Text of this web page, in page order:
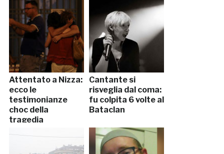
Attentato a Nizza:
ecco le
testimonianze
choc della
tragedia
Cantante si
risveglia dal coma:
fu colpita 6 volte al
Bataclan